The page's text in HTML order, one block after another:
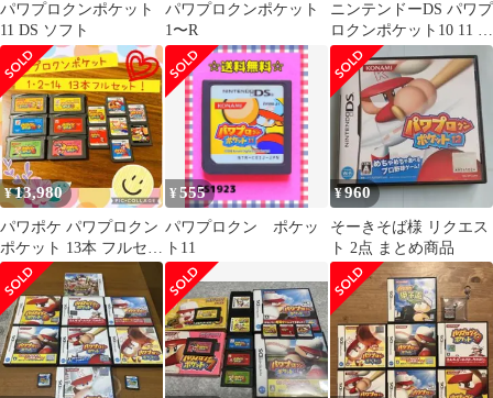
パワプロクンポケット
11 DS ソフト
パワプロクンポケット
1〜R
ニンテンドーDS パワプ
ロクンポケット10 11 12
セット
¥13,980
パワポケ パワプロクン
ポケット 13本 フルセッ
ト 動作確認済 動作不良
対応あり
¥555
パワプロクン ポケッ
ト11
¥960
そーきそば様 リクエス
ト 2点 まとめ商品